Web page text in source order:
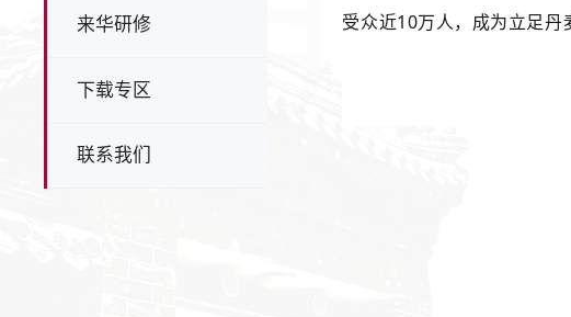
来华研修
下载专区
联系我们
受众近10万人，成为立足丹